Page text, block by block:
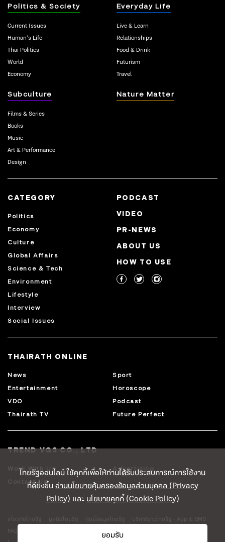
ไทยรัฐออนไลน์ ใช้คุกกี้เพื่อให้ท่านได้รับประสบการณ์การใช้งาน
ที่ดียิ่งขึ้นอ่านนโยบายคุ้มครองข้อมูลส่วนบุคคล (Privacy
Policy)และนโยบายคุกกี้ (Cookie Policy)
ยอมรับ
Politics & Society
Current Issues
Human’s Life
Thai Politics
World
Economy
Everyday Life
Live & Learn
Relationships
Food & Drink
Futurism
Travel
Subculture
Films & Series
Books
Music
Art & Performance
Design
Nature Matter
CATEGORY
Politics
Economy
Culture
Global Affairs
Science & Tech
Environment
Lifestyle
Interview
Social Issues
PODCAST
VIDEO
PR-NEWS
ABOUT US
HOW TO USE
THAIRATH ONLINE
News
Sport
Entertainment
Horoscope
VDO
Podcast
Thairath TV
Future Perfect
TREND VG3 CO., LTD
Work With Us
Advertising
Contact Us
เกี่ยวกับไทยรัฐ มูลนิธิไทยรัฐ ศูนย์ข้อมูลไทยรัฐ
บริการข่าวไทยรัฐ - App & SMS
FAQ
นโยบายความเป็นส่วนตัว